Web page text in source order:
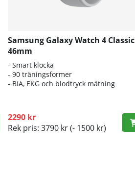
Samsung Galaxy Watch 4 Classic
46mm
- Smart klocka
- 90 träningsformer
- BIA, EKG och blodtryck mätning
2290 kr
Rek pris: 3790 kr(- 1500 kr)